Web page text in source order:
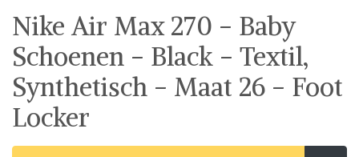
Nike Air Max 270 - Baby
Schoenen - Black - Textil,
Synthetisch - Maat 26 - Foot
Locker